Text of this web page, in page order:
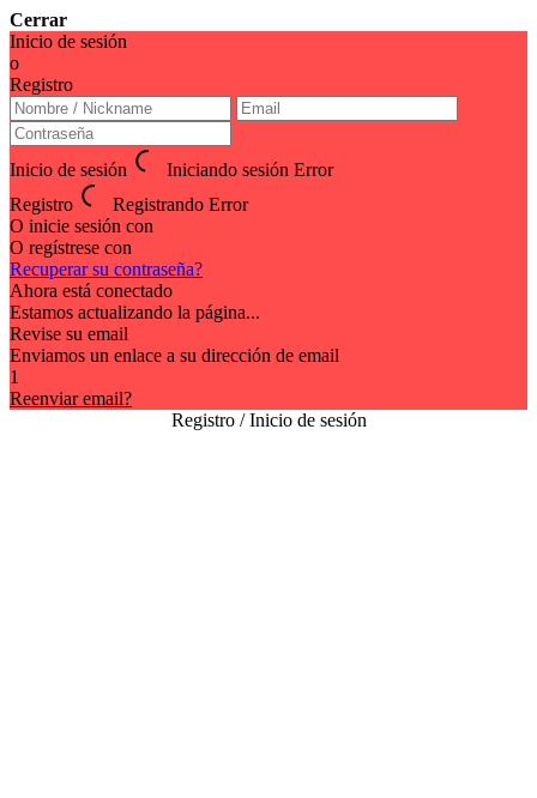
Cerrar
Inicio de sesión
o
Registro
Inicio de sesión Iniciando sesión Error
Registro
Registrando Error
O inicie sesión con
O regístrese con
Recuperar su contraseña?
Ahora está conectado
Estamos actualizando la página...
Revise su email
Enviamos un enlace a su dirección de email
1
Reenviar email?
Registro / Inicio de sesión